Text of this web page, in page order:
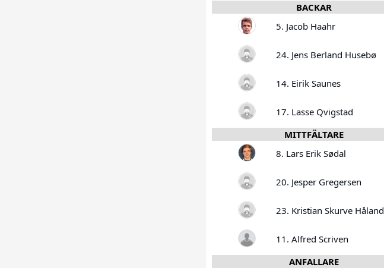
BACKAR
5. Jacob Haahr
24. Jens Berland Husebø
14. Eirik Saunes
17. Lasse Qvigstad
MITTFÄLTARE
8. Lars Erik Sødal
20. Jesper Gregersen
23. Kristian Skurve Håland
11. Alfred Scriven
ANFALLARE